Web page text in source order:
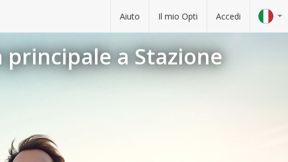
Aiuto Il mio Opti Accedi
a Stazione